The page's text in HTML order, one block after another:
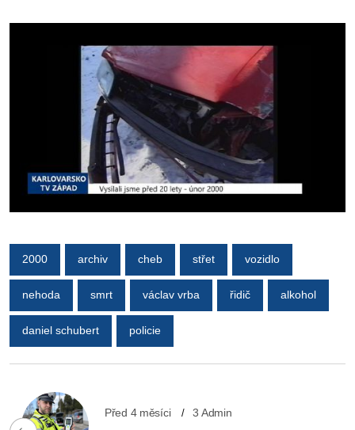
2000 archiv cheb střet vozidlo
nehoda smrt václav vrba řidič alkohol
daniel schubert policie
Před 4 měsíci 3 Admin